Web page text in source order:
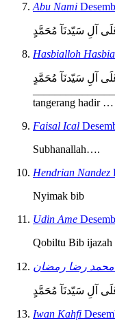
Abu Nami
آلِ سَيّدنَآ مُحَمَّدٍ
Hasbialloh
آلِ سَيّدنَآ مُحَمَّدٍ
tangerang hadir …
Faisal Ical
Subhanallah….
Hendrian Nandez
Nyimak bib
Udin Ame
Qobiltu Bib ijazah
محمد رضا رمضان
آلِ سَيّدنَآ مُحَمَّدٍ
Iwan Kahfi